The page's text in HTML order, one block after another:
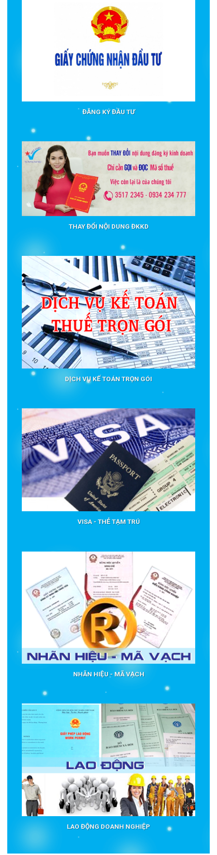
ĐĂNG KÝ ĐẦU TƯ
THAY ĐỔI NỘI DUNG ĐKKD
DỊCH VỤ KẾ TOÁN TRỌN GÓI
VISA - THẺ TẠM TRÚ
NHÃN HIỆU - MÃ VẠCH
LAO ĐỘNG DOANH NGHIỆP